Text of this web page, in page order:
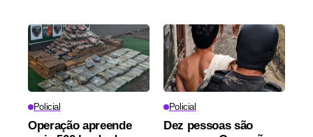
Policial
Operação apreende
Policial
Dez pessoas são